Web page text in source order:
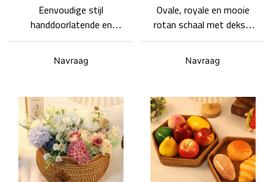
Eenvoudige stijl
handdoorlatende en
milieuvriendelijke Rattan
Tray Basket Gem
Navraag
Ovale, royale en mooie
rotan schaal met deksel
en zorgvuldige afwerking
Navraag